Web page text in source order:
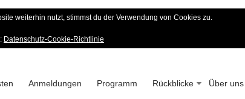
Wald-Verein
1963
Anmeldungen Programm Rückblicke Über uns
weiterhin nutzt, stimmst du der Verwendung von Cookies zu.
Datenschutz-Cookie-Richtlinie